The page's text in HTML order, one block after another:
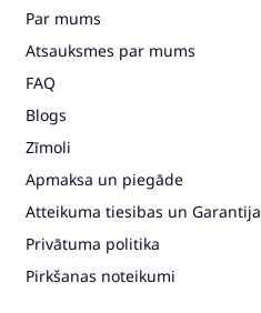
Par mums
Atsauksmes par mums
FAQ
Blogs
Zīmoli
Apmaksa un piegāde
Atteikuma tiesibas un Garantija
Privātuma politika
Pirkšanas noteikumi